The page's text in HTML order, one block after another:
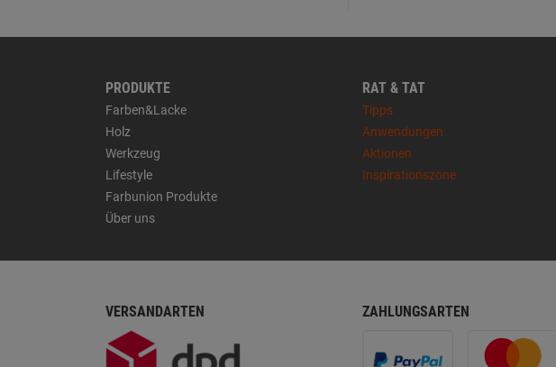
PRODUKTE
Farben&Lacke
Holz
Werkzeug
Lifestyle
Farbunion Produkte
Über uns
RAT & TAT
Tipps
Anwendungen
Aktionen
Inspirationszone
VERSANDARTEN ZAHLUNGSARTEN